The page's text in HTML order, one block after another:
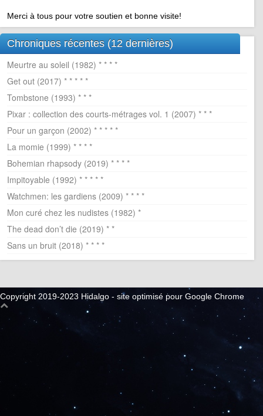
Merci à tous pour votre soutien et bonne visite!
Chroniques récentes (12 dernières)
Meurtre au soleil (1982) * * * *
Get out (2017) * * * * *
Tombstone (1993) * * *
Pixar : collection des courts-métrages vol. 1 (2007) * * *
Pour un garçon (2002) * * * * *
La momie (1999) * * * *
Bohemian rhapsody (2019) * * * *
Impitoyable (1992) * * * * *
Watchmen: les gardiens (2009) * * * *
Mon curé chez les nudistes (1982) *
The dead don’t die (2019) * *
Sans un bruit (2018) * * * *
Copyright 2019-2023 Hidalgo - site optimisé pour Google Chrome